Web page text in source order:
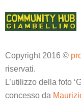
Copyright 2016 ©
riservati.
L’utilizzo della foto
concesso da